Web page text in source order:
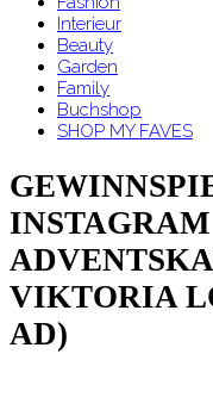
Interieur
Beauty
Garden
Family
Buchshop
SHOP MY FAVES
INSTAGRAM
VIKTORIA
AD)